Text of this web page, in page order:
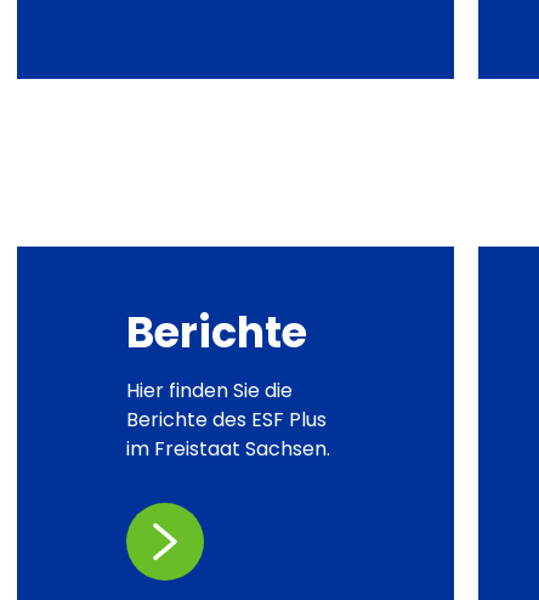
Berichte
Hier finden Sie die
Berichte des ESF Plus
im Freistaat Sachsen.